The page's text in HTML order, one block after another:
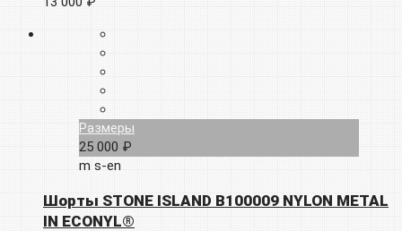
Размеры
25 000 ₽
m s-en
Шорты STONE ISLAND B100009 NYLON METAL
IN ECONYL®